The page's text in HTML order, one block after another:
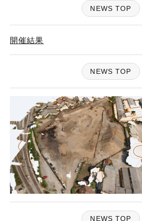
NEWS TOP
開催結果
NEWS TOP
NEWS TOP